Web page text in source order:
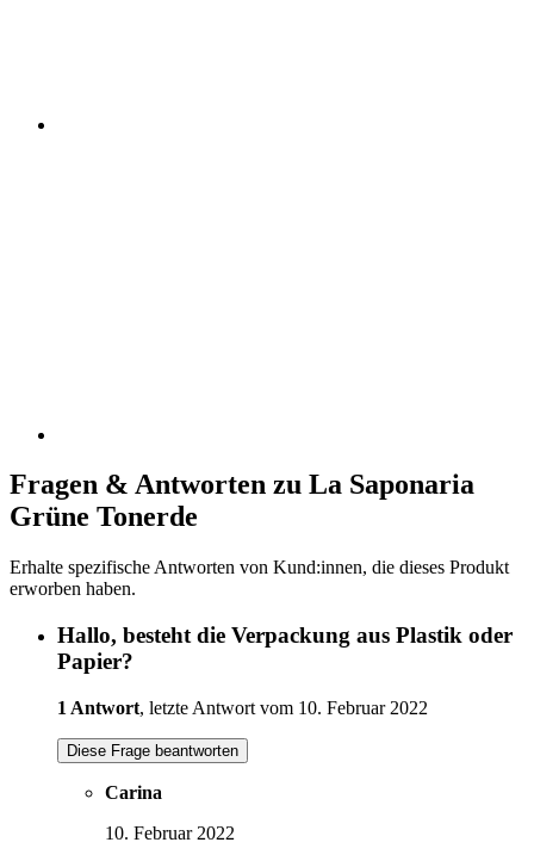
Fragen & Antworten zu La Saponaria
Grüne Tonerde
Erhalte spezifische Antworten von Kund:innen, die dieses Produkt
erworben haben.
Hallo, besteht die Verpackung aus Plastik oder
Papier?
1 Antwort, letzte Antwort vom 10. Februar 2022
Diese Frage beantworten
Carina
10. Februar 2022